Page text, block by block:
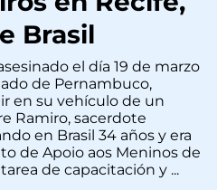
Brasil
el día 19 de marzo
de Pernambuco,
en su vehículo de un
Ramiro, sacerdote
en Brasil 34 años y era
de Apoio aos Meninos de
de capacitación y ...